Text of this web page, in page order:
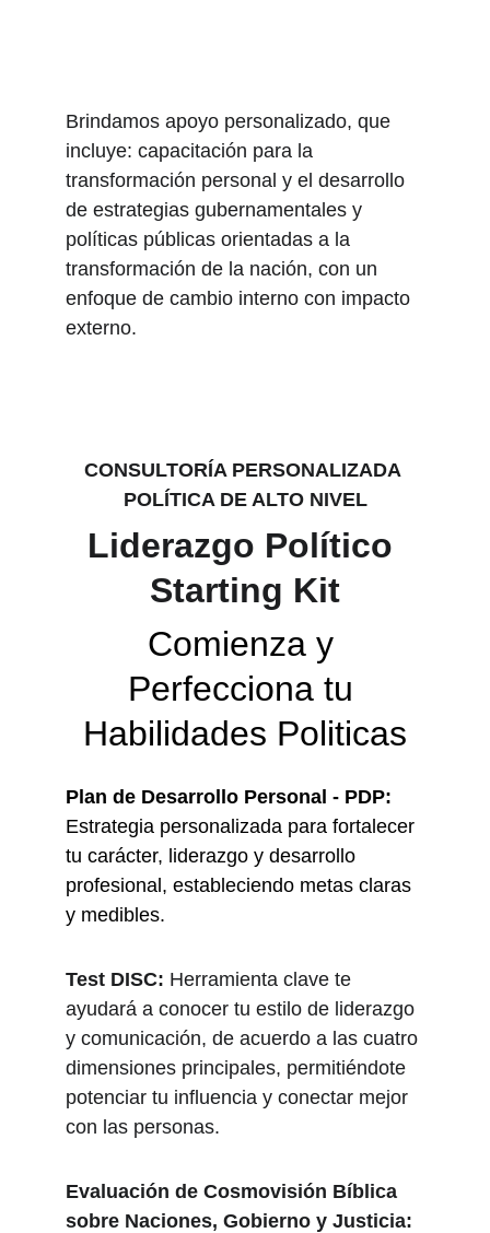
Brindamos apoyo personalizado, que
incluye: capacitación para la
transformación personal y el desarrollo
de estrategias gubernamentales y
políticas públicas orientadas a la
transformación de la nación, con un
enfoque de cambio interno con impacto
externo.
CONSULTORÍA PERSONALIZADA
POLÍTICA DE ALTO NIVEL
Liderazgo Político
Starting Kit
Comienza y
Perfecciona tu
Habilidades Politicas
Plan de Desarrollo Personal - PDP:
Estrategia personalizada para fortalecer
tu carácter, liderazgo y desarrollo
profesional, estableciendo metas claras
y medibles.
Test DISC: Herramienta clave te
ayudará a conocer tu estilo de liderazgo
y comunicación, de acuerdo a las cuatro
dimensiones principales, permitiéndote
potenciar tu influencia y conectar mejor
con las personas.
Evaluación de Cosmovisión Bíblica
sobre Naciones, Gobierno y Justicia: